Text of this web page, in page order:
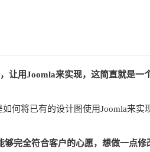
让用Joomla来实现，这简直就是一
将已有的设计图使用Joomla来实
完全符合客户的心愿，想做一点修